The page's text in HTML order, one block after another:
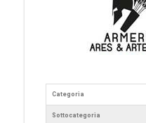
Categoria
Sottocategoria